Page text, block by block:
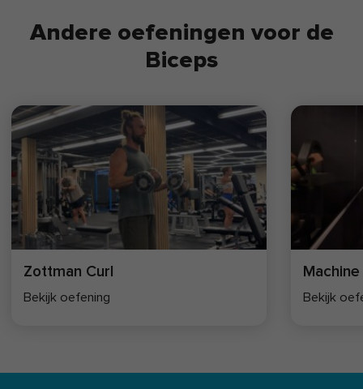
Andere oefeningen voor de
Biceps
Zottman Curl
Bekijk oefening Bekijk